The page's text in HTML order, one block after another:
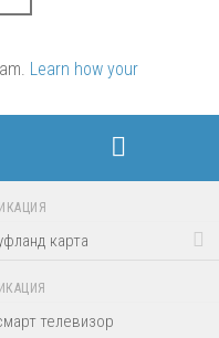
Learn how your
карта
телевизор